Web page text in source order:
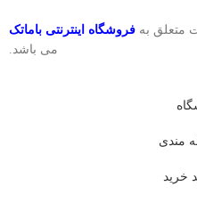
متعلق به فروشگاه اینترنتی باماتک
می باشد.
مندی
خرید